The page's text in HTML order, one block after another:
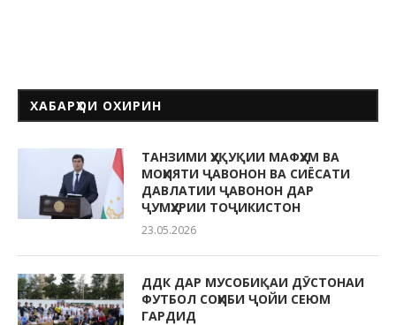
ХАБАРҲОИ ОХИРИН
ТАНЗИМИ ҲУҚУҚИИ МАФҲУМ ВА
МОҲИЯТИ ҶАВОНОН ВА СИЁСАТИ
ДАВЛАТИИ ҶАВОНОН ДАР
ҶУМҲУРИИ ТОҶИКИСТОН
23.05.2026
ДДК ДАР МУСОБИҚАИ ДӮСТОНАИ
ФУТБОЛ СОҲИБИ ҶОЙИ СЕЮМ
ГАРДИД